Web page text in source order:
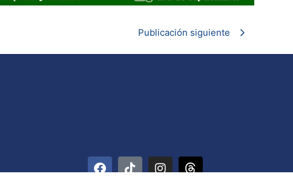
Publicación siguiente